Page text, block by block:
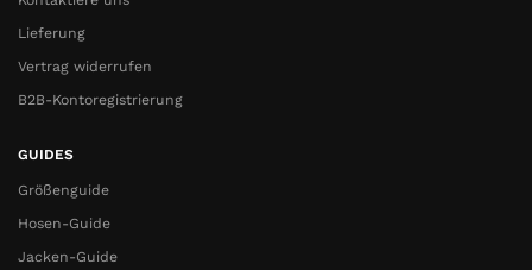
Lieferung
Vertrag widerrufen
B2B-Kontoregistrierung
GUIDES
Größenguide
Hosen-Guide
Jacken-Guide